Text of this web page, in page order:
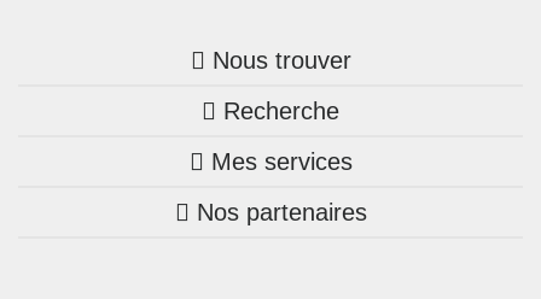
Nous trouver
Trouver une agence
Bretagne
Pays de la Loire
Recherche
Nos annonces
Maison + terrain
Mes services
Mon compte Trecobois
Nos partenaires